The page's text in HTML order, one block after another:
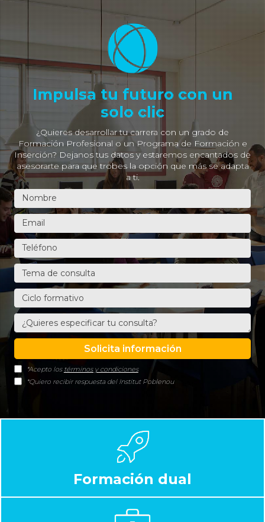
Impulsa tu futuro con un
solo clic
¿Quieres desarrollar tu carrera con un grado de
Formación Profesional o un Programa de Formación e
Inserción? Dejanos tus datos y estaremos encantados de
asesorarte para que trobes la opción que más se adapta
a ti.
*Acepto los términos y condiciones
*Quiero recibir respuesta del Institut Poblenou
Formación dual